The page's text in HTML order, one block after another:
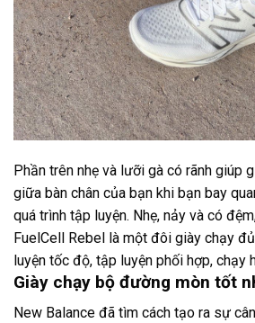
Phần trên nhẹ và lưỡi gà có rãnh giúp
giữa bàn chân của bạn khi bạn bay
quá trình tập luyện. Nhẹ, nảy và có
FuelCell Rebel là một đôi giày chạy
luyện tốc độ, tập luyện phối hợp, chạy
Giày chạy bộ đường mòn tốt
New Balance đã tìm cách tạo ra sự